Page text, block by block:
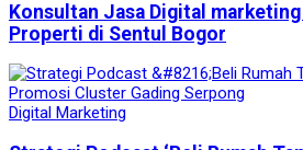
Konsultan Jasa Digital
Properti di Sentul Bogor
Digital Marketing